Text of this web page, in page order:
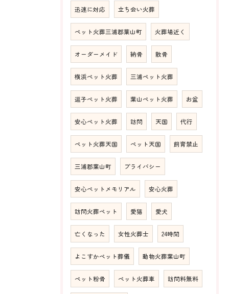
迅速に対応 立ち会い火葬
ペット火葬三浦郡葉山町 火葬場近く
オーダーメイド 納骨 散骨
横浜ペット火葬 三浦ペット火葬
逗子ペット火葬 葉山ペット火葬 お盆
安心ペット火葬 訪問 天国 代行
ペット火葬天国 ペット天国 飼育禁止
三浦郡葉山町 プライバシー
安心ペットメモリアル 安心火葬
訪問火葬ペット 愛猫 愛犬
亡くなった 女性火葬士 24時間
よこすかペット葬儀 動物火葬葉山町
ペット粉骨 ペット火葬車 訪問料無料